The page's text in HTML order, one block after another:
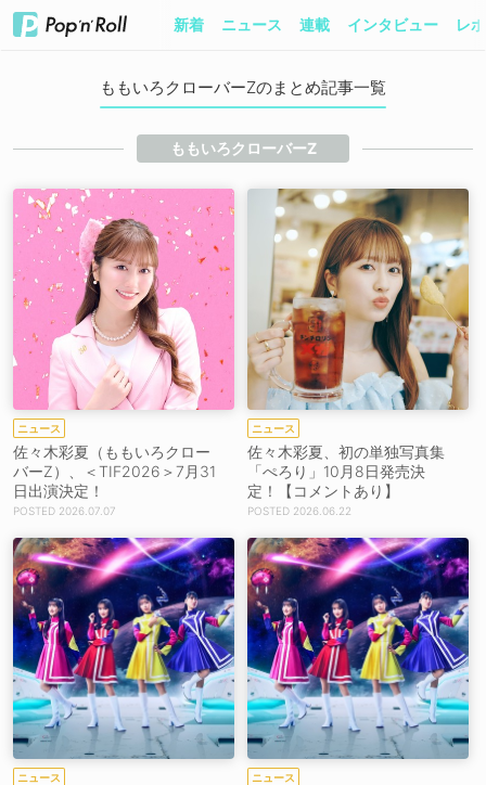
新着 ニュース 連載 インタビュー レ
ももいろクローバーZのまとめ記事一覧
ももいろクローバーZ
ニュース
佐々木彩夏（ももいろクロー
バーZ）、＜TIF2026＞7月31
日出演決定！
2026.07.07
ニュース
佐々木彩夏、初の単独写真集
「ぺろり」10月8日発売決
定！【コメントあり】
2026.06.22
ニュース ニュース